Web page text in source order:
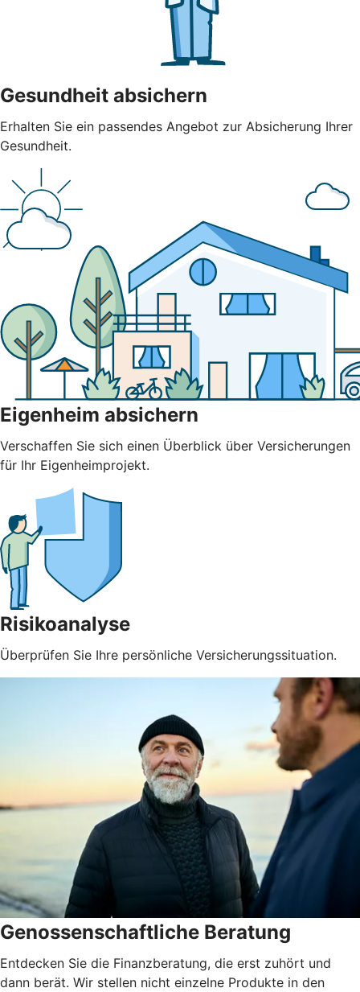
Gesundheit absichern
Erhalten Sie ein passendes Angebot zur Absicherung Ihrer
Gesundheit.
Eigenheim absichern
Verschaffen Sie sich einen Überblick über Versicherungen
für Ihr Eigenheimprojekt.
Risikoanalyse
Überprüfen Sie Ihre persönliche Versicherungssituation.
Genossenschaftliche Beratung
Entdecken Sie die Finanzberatung, die erst zuhört und
dann berät. Wir stellen nicht einzelne Produkte in den